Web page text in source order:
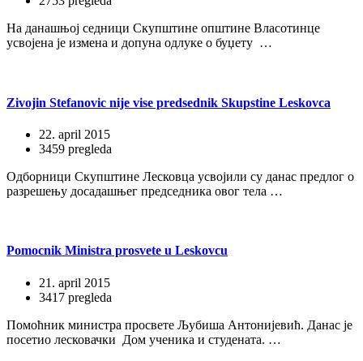
На данашњој седници Скупштине општине Власотинце
усвојена је измена и допуна одлуке о буџету …
Zivojin Stefanovic nije vise predsednik Skupstine Leskovca
22. april 2015
3459 pregleda
Одборници Скупштине Лесковца усвојили су данас предлог о
разрешењу досадашњег председника овог тела …
Pomocnik Ministra prosvete u Leskovcu
21. april 2015
3417 pregleda
Помоћник министра просвете Љубиша Антонијевић. Данас је
посетио лесковачки Дом ученика и студената. …